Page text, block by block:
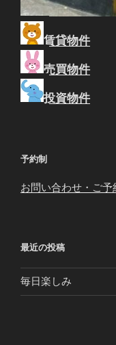
賃貸物件
売買物件
投資物件
予約制
お問い合わせ・ご予
最近の投稿
毎日楽しみ